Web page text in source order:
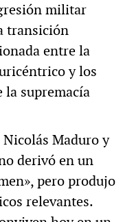
militar
transición
entre la
y los
supremacía
Maduro y
derivó en un
pero produjo
relevantes.